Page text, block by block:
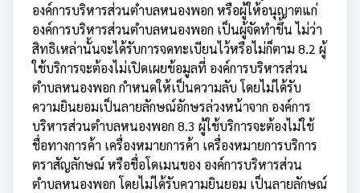
องค์การบริหารส่วนตำบลหนองพอก หรือผู้ให้อนุญาตแก่
องค์การบริหารส่วนตำบลหนองพอก เป็นผู้จัดทำขึ้น ไม่ว่า
สิทธิเหล่านั้นจะได้รับการจดทะเบียนไว้หรือไม่ก็ตาม 8.2 ผู้
ใช้บริการจะต้องไม่เปิดเผยข้อมูลที่ องค์การบริหารส่วน
ตำบลหนองพอก กำหนดให้เป็นความลับ โดยไม่ได้รับ
ความยินยอมเป็นลายลักษณ์อักษรล่วงหน้าจาก องค์การ
บริหารส่วนตำบลหนองพอก 8.3 ผู้ใช้บริการจะต้องไม่ใช้
ชื่อทางการค้า เครื่องหมายการค้า เครื่องหมายการบริการ
ตราสัญลักษณ์ หรือชื่อโดเมนของ องค์การบริหารส่วน
ตำบลหนองพอก โดยไม่ได้รับความยินยอม เป็นลายลักษณ์